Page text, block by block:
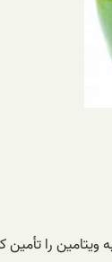
ویتامین را